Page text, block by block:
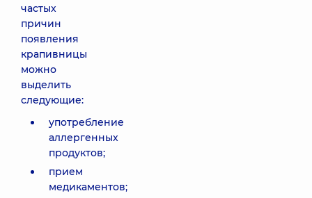
частых
причин
появления
крапивницы
можно
выделить
следующие:
употребление
аллергенных
продуктов;
прием
медикаментов;